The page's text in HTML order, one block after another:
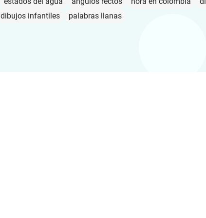
dibujos infantiles palabras llanas